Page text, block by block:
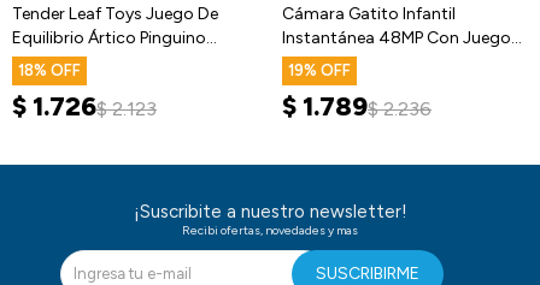
Tender Leaf Toys Juego De
Equilibrio Ártico Pinguino
Juguete
18
$ 1.726$ 2.123
Cámara Gatito Infantil
Instantánea 48MP Con Juegos
Y Música
19
$ 1.789$ 2.236
¡Suscribite a nuestro newsletter!
Recibi ofertas, novedades y mas
SUSCRIBIRME